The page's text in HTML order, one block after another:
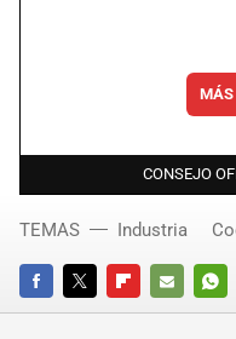
MÁS
CONSEJO
FACEBOOKTWITTERFLIPBOARD
E-
TEMAS Industria